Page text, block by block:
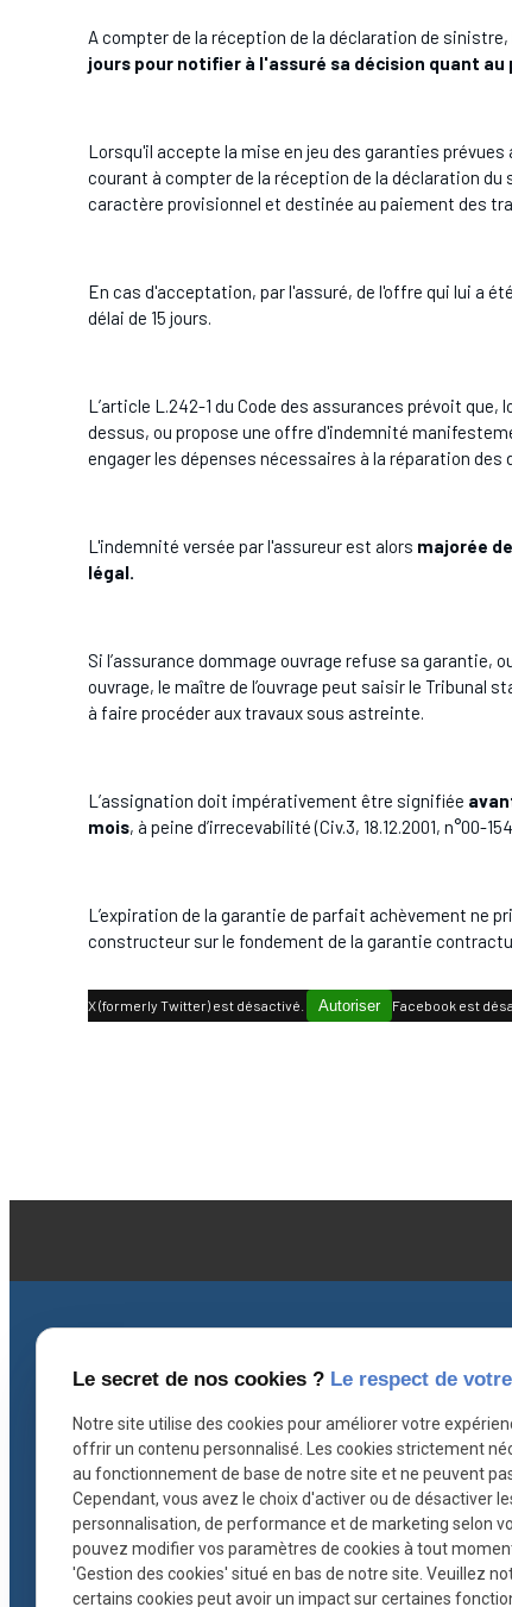
A compter de la réception de la déclaration de sinistre,
jours pour notifier à l'assuré sa décision quant
Lorsqu'il accepte la mise en jeu des garanties
courant à compter de la réception de la déclaration du
caractère provisionnel et destinée au paiement des
En cas d'acceptation, par l'assuré, de l'offre qui lui a
délai de 15 jours.
L’article L.242-1 du Code des assurances prévoit
dessus, ou propose une offre d'indemnité
engager les dépenses nécessaires à la réparation des
L'indemnité versée par l'assureur est alors majorée
légal.
Si l’assurance dommage ouvrage refuse sa garantie,
ouvrage, le maître de l’ouvrage peut saisir le Tribunal
à faire procéder aux travaux sous astreinte.
L’assignation doit impérativement être signifiée
mois, à peine d’irrecevabilité (Civ.3, 18.12.2001, n°00-
L’expiration de la garantie de parfait achèvement ne
constructeur sur le fondement de la garantie
X (formerly Twitter) est désactivé. Autoriser Facebook est
Coordonnées
contact@ascb-avocat.fr
26 rue Hoche
Le secret de nos cookies ? Le respect de
Notre site utilise des cookies pour améliorer votre
offrir un contenu personnalisé. Les cookies strictement
au fonctionnement de base de notre site et ne peuvent
Cependant, vous avez le choix d'activer ou de désactiver
personnalisation, de performance et de marketing selon
pouvez modifier vos paramètres de cookies à tout
'Gestion des cookies' situé en bas de notre site. Veuillez
certains cookies peut avoir un impact sur certaines